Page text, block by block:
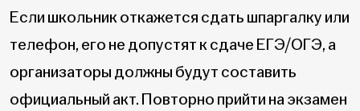
Если школьник откажется сдать шпаргалку или
телефон, его не допустят к сдаче ЕГЭ/ОГЭ, а
организаторы должны будут составить
официальный акт. Повторно прийти на экзамен